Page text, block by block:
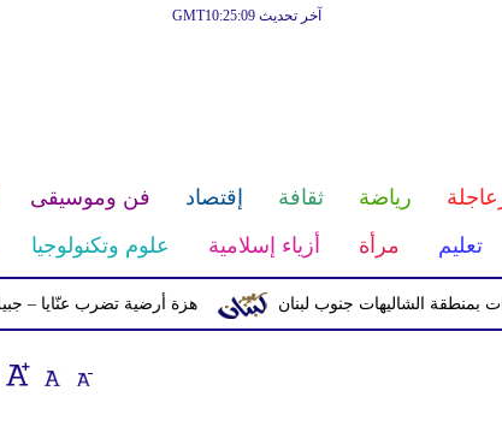
آخر تحديث GMT10:25:09
رياضة ثقافة إقتصاد فن وموسيقى
تعليم مرأة أزياء إسلامية علوم وتكنولوجيا
هزة أرضية تضرب عنّايا – جبيل بقوّة 2.8 درجات على مقياس ريختر الشاليهات جنوب لبنان